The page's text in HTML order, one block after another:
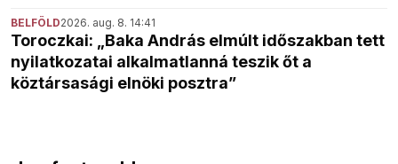
BELFÖLD2026. aug. 8. 14:41
Toroczkai: „Baka András elmúlt időszakban tett
nyilatkozatai alkalmatlanná teszik őt a
köztársasági elnöki posztra”